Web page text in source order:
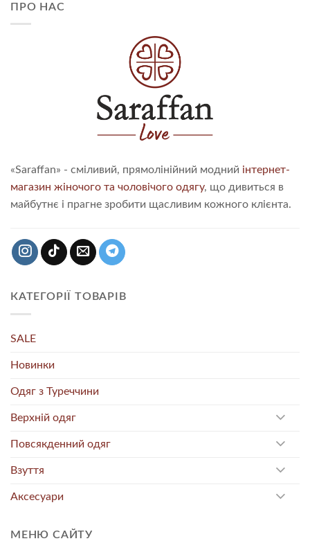
ПРО НАС
«Saraffan» - сміливий, прямолінійний модний інтернет-
магазин жіночого та чоловічого одягу, що дивиться в
майбутнє і прагне зробити щасливим кожного клієнта.
КАТЕГОРІЇ ТОВАРІВ
SALE
Новинки
Одяг з Туреччини
Верхній одяг
Повсякденний одяг
Взуття
Аксесуари
МЕНЮ САЙТУ